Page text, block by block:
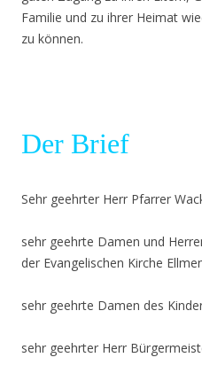
Familie und zu ihrer Heimat
zu können.
Der Brief
Sehr geehrter Herr Pfarrer
sehr geehrte Damen und
der Evangelischen Kirche
sehr geehrte Damen des
sehr geehrter Herr